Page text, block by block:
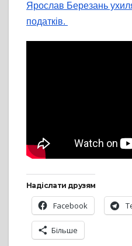
Ярослав Березань
податків.
Надіслати друзям
Facebook
Більше